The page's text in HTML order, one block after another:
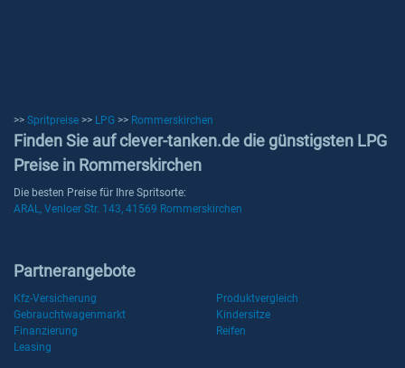
>> Spritpreise >> LPG >> Rommerskirchen
Finden Sie auf clever-tanken.de die günstigsten LPG
Preise in Rommerskirchen
Die besten Preise für Ihre Spritsorte:
ARAL, Venloer Str. 143, 41569 Rommerskirchen
Partnerangebote
Kfz-Versicherung
Produktvergleich
Gebrauchtwagenmarkt
Kindersitze
Finanzierung
Reifen
Leasing